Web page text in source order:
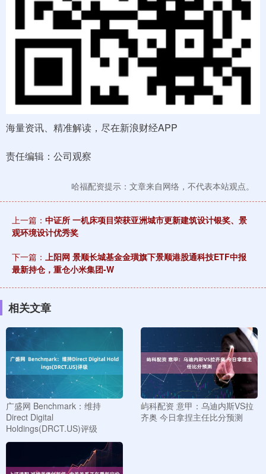
海量资讯、精准解读，尽在新浪财经APP
责任编辑：公司观察
哈福配资提示：文章来自网络，不代表本站观点。
上一篇： 中证所 一机床项目荣获亚洲城市更新建筑设计银奖、景
观环境设计优秀奖
下一篇： 上阳网 景顺长城基金金璜旗下景顺港股通科技ETF中报
最新持仓，重仓小米集团-W
相关文章
广盛网 Benchmark：维持
Direct Digital
Holdings(DRCT.US)评级
屿科配资 意甲：乌迪内斯VS拉
齐奥 今日拿捏主任比分预测